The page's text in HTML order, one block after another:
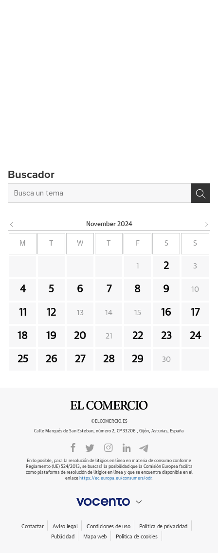
Buscador
November 2024
M W F S S
1 2 3
4 5 6 7 8 9 10
11 12 13 14 15 16 17
18 19 20 21 22 23 24
25 26 27 28 29 30
©ELCOMERCIO.ES
Calle Marqués de San Esteban, número 2, CP 33206 , Gijón, Asturias, España
En lo posible, para la resolución de litigios en línea en materia de consumo conforme
Reglamento (UE) 524/2013, se buscará la posibilidad que la Comisión Europea facilita
como plataforma de resolución de litigios en línea y que se encuentra disponible en el
enlace https://ec.europa.eu/consumers/odr.
Contactar Aviso legal Condiciones de uso
Política de privacidad
Publicidad
Mapa web Política de cookies